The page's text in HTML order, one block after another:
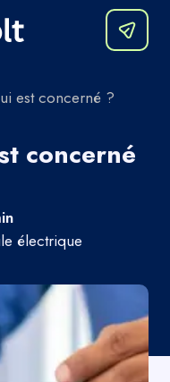
est concerné ?
concerné
électrique